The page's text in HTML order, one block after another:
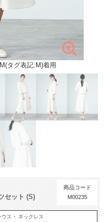
タグ表記:M)着用
セット (S)
商品コード
M00235
ス・ ネックレス